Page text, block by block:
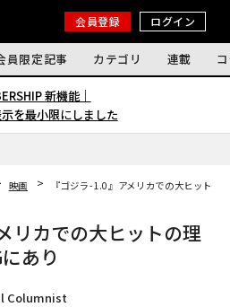
会員登録 ログイン
員限定記事 カテゴリ 連載
新機能｜
を最小限にしました
映画
『ゴジラ-1.0』アメリカでの大ヒットの
リカでの大ヒットの理
あり
Columnist